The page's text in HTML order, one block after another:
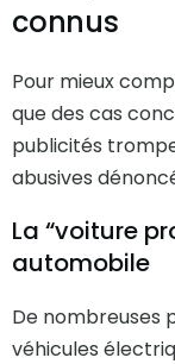
connus
Pour mieux
que des cas
publicités
abusives
La “voiture
automobile
De nombreuses
véhicules